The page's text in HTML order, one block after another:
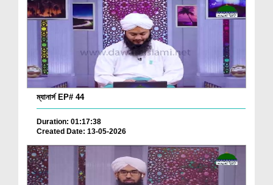
ম্যানার্স EP# 44
Duration: 01:17:38
Created Date: 13-05-2026